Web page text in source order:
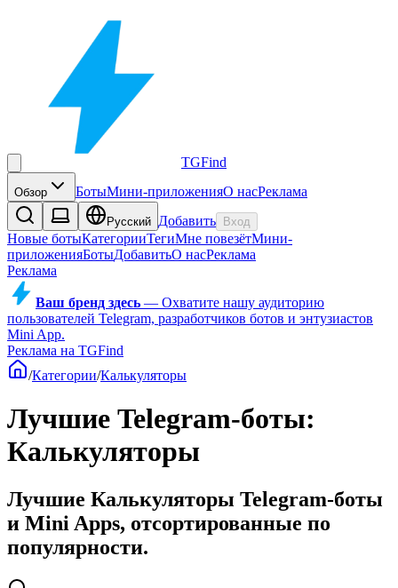
TGFind
Обзор БотыМини-приложенияО насРеклама
Русский Добавить Вход
Новые ботыКатегорииТегиМне повезётМини-
приложенияБотыДобавитьО насРеклама
Реклама
Ваш бренд здесь — Охватите нашу аудиторию
пользователей Telegram, разработчиков ботов и энтузиастов
Mini App.
Реклама на TGFind
/Категории/Калькуляторы
Лучшие Telegram-боты:
Калькуляторы
Лучшие Калькуляторы Telegram-боты
и Mini Apps, отсортированные по
популярности.